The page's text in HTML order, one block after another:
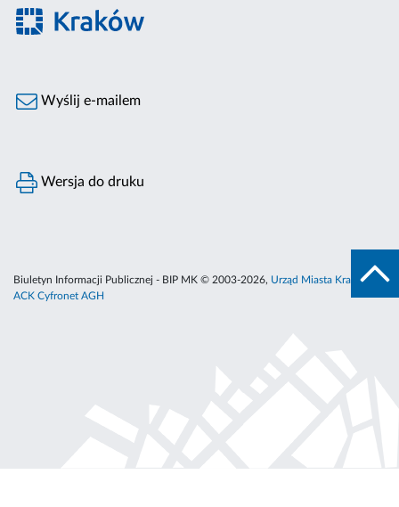
Wyślij e-mailem
Wersja do druku
Biuletyn Informacji Publicznej - BIP MK © 2003-2026, Urząd Miasta Krakowa
ACK Cyfronet AGH